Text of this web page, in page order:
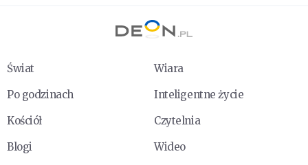
Świat
Wiara
Po godzinach
Inteligentne życie
Kościół
Czytelnia
Blogi
Wideo